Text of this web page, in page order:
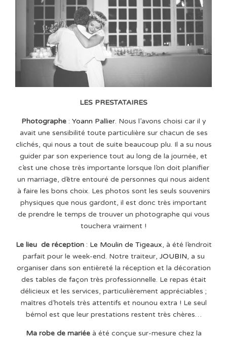
LES PRESTATAIRES
Photographe: Yoann Pallier. Nous l’avons choisi car il y
avait une sensibilité toute particulière sur chacun de ses
clichés, qui nous a tout de suite beaucoup plu. Il a su nous
guider par son experience tout au long de la journée, et
c’est une chose très importante lorsque l’on doit planifier
un marriage, d’être entouré de personnes qui nous aident
à faire les bons choix. Les photos sont les seuls souvenirs
physiques que nous gardont, il est donc très important
de prendre le temps de trouver un photographe qui vous
touchera vraiment !
Le lieu de réception: Le Moulin de Tigeaux, à été l’endroit
parfait pour le week-end. Notre traiteur, JOUBIN, a su
organiser dans son entièreté la réception et la décoration
des tables de façon très professionnelle. Le repas était
délicieux et les services, particulièrement appréciables ;
maîtres d’hotels très attentifs et nounou extra ! Le seul
bémol est que leur prestations restent très chères…
Ma robe de mariéeà été conçue sur-mesure chez la